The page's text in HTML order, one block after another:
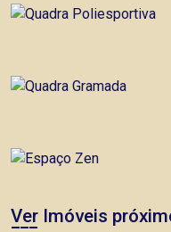
Ver Imóveis